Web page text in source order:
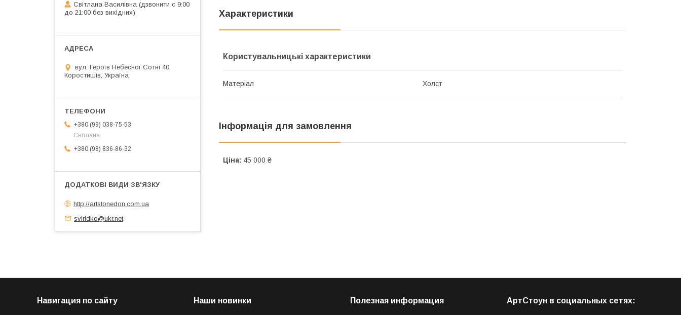
Характеристики
Користувальницькі характеристики
Матеріал Холст
Інформація для замовлення
Ціна: 45 000 ₴
Світлана Василівна (дзвонити с 9:00
до 21:00 без вихідних)
вул. Героїв Небесної Сотні 40,
Коростишів, Україна
+380 (99) 038-75-53
Світлана
+380 (98) 836-86-32
http://artstonedon.com.ua
sviridko@ukr.net
Навигация по сайту Наши новинки Полезная информация АртСтоун в социальных сетях: